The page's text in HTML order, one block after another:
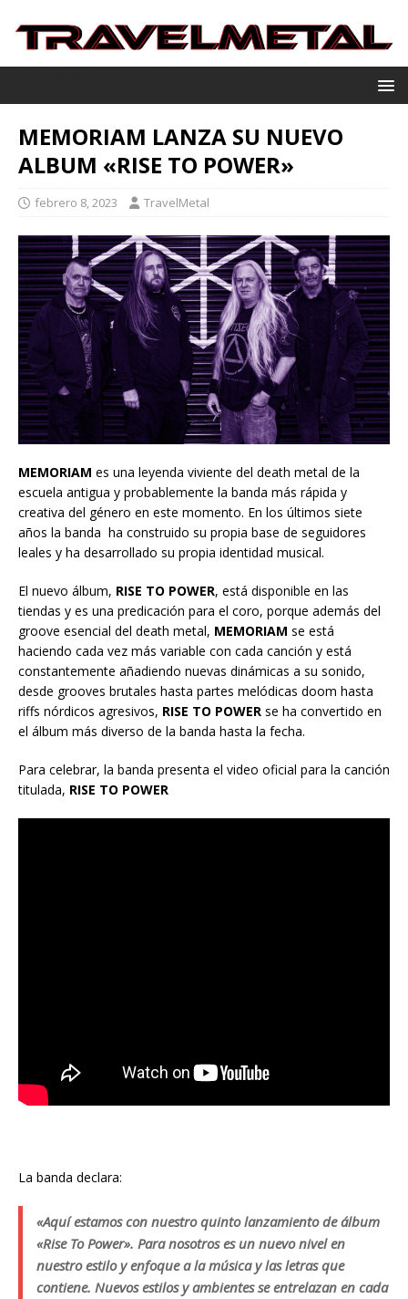
MEMORIAM LANZA SU NUEVO
ALBUM «RISE TO POWER»
febrero 8, 2023 TravelMetal
MEMORIAM es una leyenda viviente del death metal de la
escuela antigua y probablemente la banda más rápida y
creativa del género en este momento. En los últimos siete
años la banda ha construido su propia base de seguidores
leales y ha desarrollado su propia identidad musical.
El nuevo álbum, RISE TO POWER, está disponible en las
tiendas y es una predicación para el coro, porque además del
groove esencial del death metal, MEMORIAM se está
haciendo cada vez más variable con cada canción y está
constantemente añadiendo nuevas dinámicas a su sonido,
desde grooves brutales hasta partes melódicas doom hasta
riffs nórdicos agresivos, RISE TO POWER se ha convertido en
el álbum más diverso de la banda hasta la fecha.
Para celebrar, la banda presenta el video oficial para la canción
titulada, RISE TO POWER
La banda declara:
«Aquí estamos con nuestro quinto lanzamiento de álbum
«Rise To Power». Para nosotros es un nuevo nivel en
nuestro estilo y enfoque a la música y las letras que
contiene. Nuevos estilos y ambientes se entrelazan en cada